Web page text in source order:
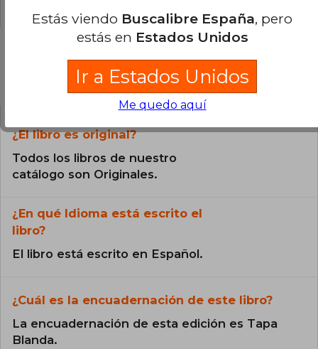
Preguntas frecuentes sobre el libro
¿El libro es original?
Todos los libros de nuestro
catálogo son Originales.
¿En qué Idioma está escrito el
libro?
El libro está escrito en Español.
¿Cuál es la encuadernación de este libro?
La encuadernación de esta edición es Tapa
Blanda.
Estás viendo Buscalibre España, pero
estás en Estados Unidos
Ir a Estados Unidos
Me quedo aquí